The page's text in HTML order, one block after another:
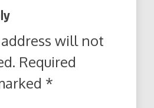
will not
Required
*